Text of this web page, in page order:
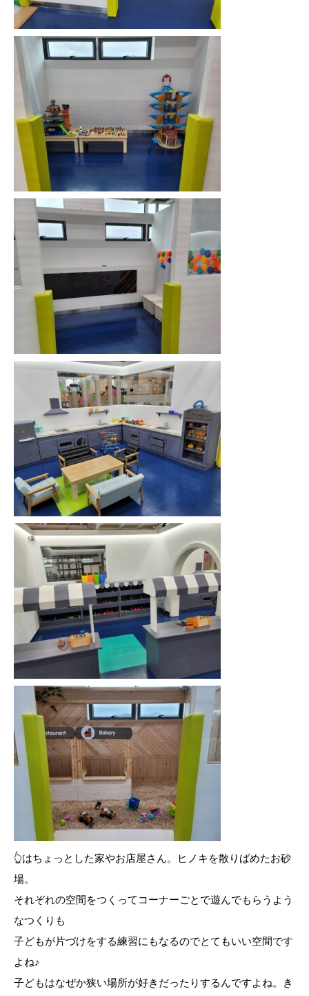
👆はちょっとした家やお店屋さん。ヒノキを散りばめたお砂
場。
それぞれの空間をつくってコーナーごとで遊んでもらうよう
なつくりも
子どもが片づけをする練習にもなるのでとてもいい空間です
よね♪
子どもはなぜか狭い場所が好きだったりするんですよね。き